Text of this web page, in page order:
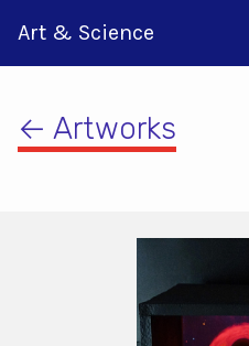
Art & Science
← Artworks